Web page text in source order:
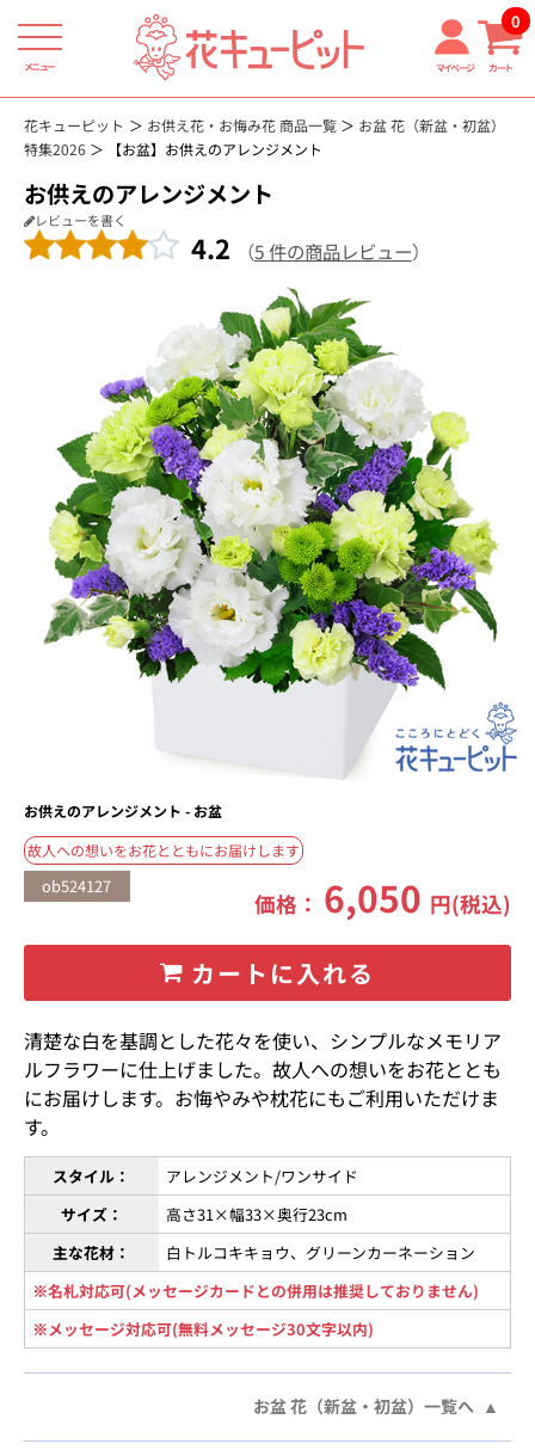
メニュー マイページ カート
0
花キューピット お供え花・お悔み花 商品一覧
お盆 花（新盆・初盆）
特集2026
【お盆】お供えのアレンジメント
お供えのアレンジメント
レビューを書く
4.2 （5 件の商品レビュー）
お供えのアレンジメント - お盆
故人への想いをお花とともにお届けします
ob524127
価格： 6,050 円(税込)
カートに入れる
清楚な白を基調とした花々を使い、シンプルなメモリア
ルフラワーに仕上げました。故人への想いをお花ととも
にお届けします。お悔やみや枕花にもご利用いただけま
す。
スタイル：
アレンジメント/ワンサイド
サイズ：
高さ31×幅33×奥行23cm
主な花材：
白トルコキキョウ、グリーンカーネーション
※名札対応可(メッセージカードとの併用は推奨しておりません)
※メッセージ対応可(無料メッセージ30文字以内)
お盆 花（新盆・初盆）一覧へ